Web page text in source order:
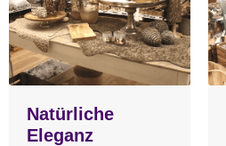
Natürliche
Eleganz